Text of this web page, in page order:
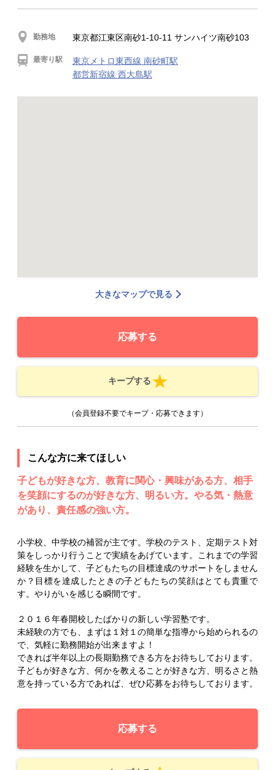
勤務地 東京都江東区南砂1-10-11 サンハイツ南砂103
最寄り駅
東京メトロ東西線 南砂町駅
都営新宿線 西大島駅
大きなマップで見る
応募する
キープする
（会員登録不要でキープ・応募できます）
こんな方に来てほしい
子どもが好きな方、教育に関心・興味がある方、相手
を笑顔にするのが好きな方、明るい方。やる気・熱意
があり、責任感の強い方。
小学校、中学校の補習が主です。学校のテスト、定期テスト対
策をしっかり行うことで実績をあげています。これまでの学習
経験を生かして、子どもたちの目標達成のサポートをしません
か？目標を達成したときの子どもたちの笑顔はとても貴重で
す。やりがいを感じる瞬間です。
２０１６年春開校したばかりの新しい学習塾です。
未経験の方でも、まずは１対１の簡単な指導から始められるの
で、気軽に勤務開始が出来ますよ！
できれば半年以上の長期勤務できる方をお待ちしております。
子どもが好きな方、何かを教えることが好きな方、明るさと熱
意を持っている方であれば、ぜひ応募をお待ちしております。
応募する